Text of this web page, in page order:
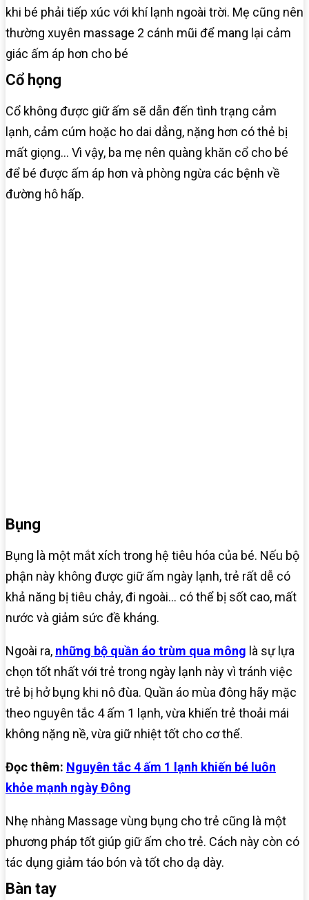
khi bé phải tiếp xúc với khí lạnh ngoài trời. Mẹ cũng nên
thường xuyên massage 2 cánh mũi để mang lại cảm
giác ấm áp hơn cho bé
Cổ họng
Cổ không được giữ ấm sẽ dẫn đến tình trạng cảm
lạnh, cảm cúm hoặc ho dai dẳng, nặng hơn có thẻ bị
mất giọng… Vì vậy, ba mẹ nên quàng khăn cổ cho bé
để bé được ấm áp hơn và phòng ngừa các bệnh về
đường hô hấp.
Bụng
Bụng là một mắt xích trong hệ tiêu hóa của bé. Nếu bộ
phận này không được giữ ấm ngày lạnh, trẻ rất dễ có
khả năng bị tiêu chảy, đi ngoài… có thể bị sốt cao, mất
nước và giảm sức đề kháng.
Ngoài ra, những bộ quần áo trùm qua mông là sự lựa
chọn tốt nhất với trẻ trong ngày lạnh này vì tránh việc
trẻ bị hở bụng khi nô đùa. Quần áo mùa đông hãy mặc
theo nguyên tắc 4 ấm 1 lạnh, vừa khiến trẻ thoải mái
không nặng nề, vừa giữ nhiệt tốt cho cơ thể.
Đọc thêm: Nguyên tắc 4 ấm 1 lạnh khiến bé luôn
khỏe mạnh ngày Đông
Nhẹ nhàng Massage vùng bụng cho trẻ cũng là một
phương pháp tốt giúp giữ ấm cho trẻ. Cách này còn có
tác dụng giảm táo bón và tốt cho dạ dày.
Bàn tay